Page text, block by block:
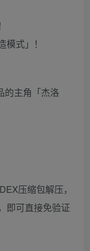
式」！
的主角「杰洛
压缩包解压，
即可直接免验证